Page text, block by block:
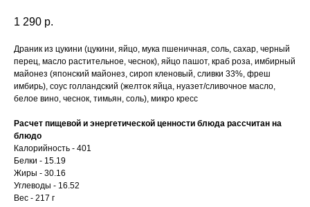
1 290 р.
Драник из цукини (цукини, яйцо, мука пшеничная, соль, сахар, черный
перец, масло растительное, чеснок), яйцо пашот, краб роза, имбирный
майонез (японский майонез, сироп кленовый, сливки 33%, фреш
имбирь), соус голландский (желток яйца, нуазет/сливочное масло,
белое вино, чеснок, тимьян, соль), микро кресс
Расчет пищевой и энергетической ценности блюда рассчитан на
блюдо
Калорийность - 401
Белки - 15.19
Жиры - 30.16
Углеводы - 16.52
Вес - 217 г